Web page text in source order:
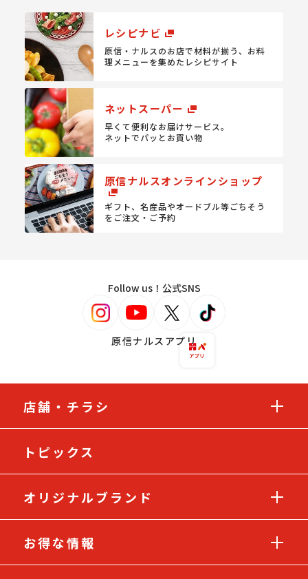
レシピナビ
原信・ナルスのお店で材料が揃う、 お料
理メニューを集めたレシピサイト
ネットスーパー
早くて便利なお届けサービス。
ネットでパッとお買い物
原信ナルスオンラインショップ
ギフト、名産品やオードブル等ごちそう
をご注文・ご予約
Follow us！公式SNS
原信ナルスアプリ
店舗・チラシ
トピックス
オリジナルブランド
お得な情報